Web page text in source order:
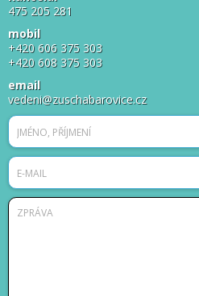
475 205 281
mobil
+420 606 375 303
+420 608 375 303
email
vedeni@zuschabarovice.cz